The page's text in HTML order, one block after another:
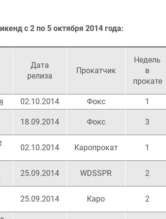
с 2 по 5 октября 2014 года:
Дата
релиза
Прокатчик
Недель
в
прокате
02.10.2014 Фокс 1
18.09.2014 Фокс 3
02.10.2014 Каропрокат 1
25.09.2014 WDSSPR 2
25.09.2014 Каро 2